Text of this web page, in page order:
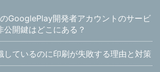
GooglePlay開発者アカウントのサービ
公開鍵はどこにある？
しているのに印刷が失敗する理由と対策